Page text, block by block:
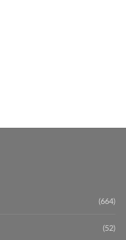
(664)
(52)